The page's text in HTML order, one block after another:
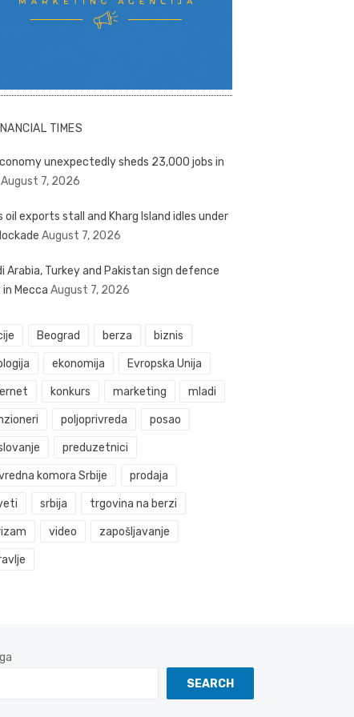
TIMES
unexpectedly sheds 23,000 jobs in
August 7, 2026
oil exports stall and Kharg Island idles under
August 7, 2026
Arabia, Turkey and Pakistan sign defence
Mecca August 7, 2026
Beograd berza biznis
ekonomija Evropska Unija
konkurs marketing mladi
poljoprivreda posao
preduzetnici
komora Srbije prodaja
srbija trgovina na berzi
video zapošljavanje
SEARCH